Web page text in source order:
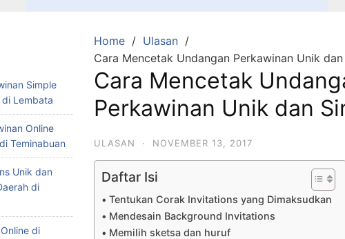
Home
Ulasan
Cara Mencetak Undangan Perkawinan Unik
Cara Mencetak
Perkawinan Unik dan
ULASAN · NOVEMBER 13, 2017
Daftar Isi
Tentukan Corak Invitations yang Dimaksudkan
Mendesain Background Invitations
Memilih sketsa dan huruf
Simple
di Lembata
Online
Teminabuan
Unik dan
di
di